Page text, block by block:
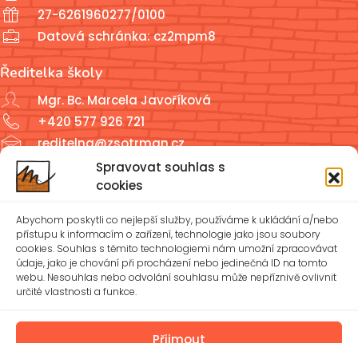
Spravovat souhlas s
cookies
Abychom poskytli co nejlepší služby, používáme k ukládání a/nebo
přístupu k informacím o zařízení, technologie jako jsou soubory
cookies. Souhlas s těmito technologiemi nám umožní zpracovávat
údaje, jako je chování při procházení nebo jedinečná ID na tomto
webu. Nesouhlas nebo odvolání souhlasu může nepříznivě ovlivnit
určité vlastnosti a funkce.
Přijmout
27-6261960277/0100
Datová schránka: cz2mpm8
Ředitelka školy
Mgr. Bc. Marcela Javoříková
+420 577 926 721
reditelna@zsotrman.cz
Školní jídelna a školní družina
ŠD: +420 577 926 720
reditelna@zsotrman.cz
Zásady cookies (EU)
Ochrana osobních údajů – GDPR